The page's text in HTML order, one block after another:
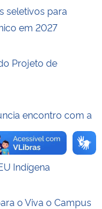
seletivos para
em 2027
Projeto de
encontro com a
Indígena
o Viva o Campus